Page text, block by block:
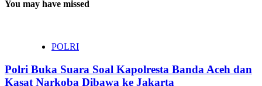
You may have missed
POLRI
Polri Buka Suara Soal Kapolresta Banda Aceh dan
Kasat Narkoba Dibawa ke Jakarta